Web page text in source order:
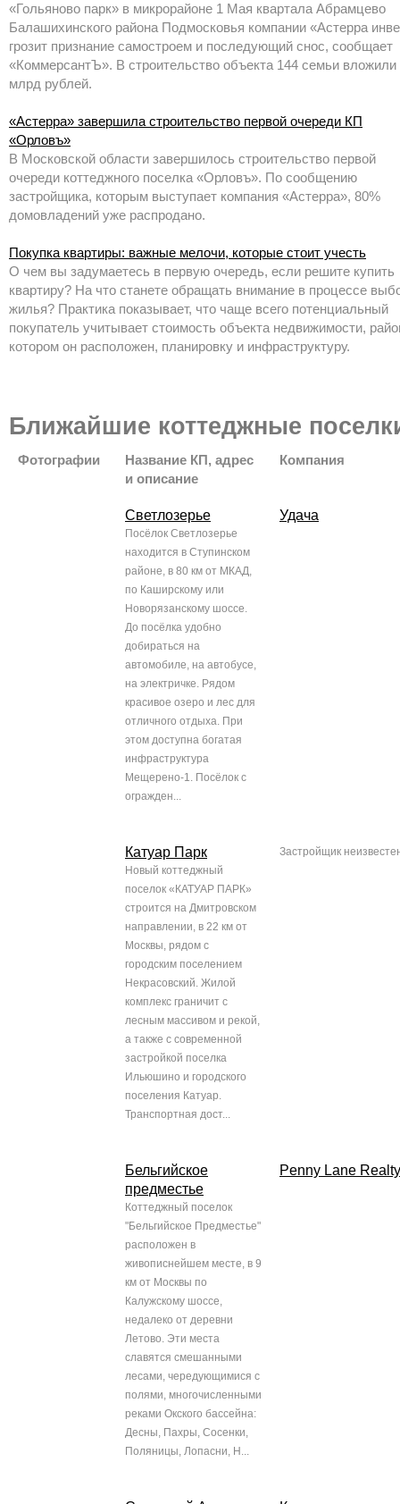
«Гольяново парк» в микрорайоне 1 Мая квартала Абрамцево
Балашихинского района Подмосковья компании «Астерра
грозит признание самостроем и последующий снос, сообщает
«КоммерсантЪ». В строительство объекта 144 семьи вложили
млрд рублей.
«Астерра» завершила строительство первой очереди КП
«Орловъ»
В Московской области завершилось строительство первой
очереди коттеджного поселка «Орловъ». По сообщению
застройщика, которым выступает компания «Астерра», 80%
домовладений уже распродано.
Покупка квартиры: важные мелочи, которые стоит учесть
О чем вы задумаетесь в первую очередь, если решите купить
квартиру? На что станете обращать внимание в процессе
жилья? Практика показывает, что чаще всего потенциальный
покупатель учитывает стоимость объекта недвижимости,
котором он расположен, планировку и инфраструктуру.
Ближайшие коттеджные
Фотографии
Название КП, адрес
и описание
Компания
Светлозерье
Посёлок Светлозерье
находится в Ступинском
районе, в 80 км от МКАД,
по Каширскому или
Новорязанскому шоссе.
До посёлка удобно
добираться на
автомобиле, на автобусе,
на электричке. Рядом
красивое озеро и лес для
отличного отдыха. При
этом доступна богатая
инфраструктура
Мещерено-1. Посёлок с
огражден...
Удача
Катуар Парк
Новый коттеджный
поселок «КАТУАР ПАРК»
строится на Дмитровском
направлении, в 22 км от
Москвы, рядом с
городским поселением
Некрасовский. Жилой
комплекс граничит с
лесным массивом и рекой,
а также с современной
застройкой поселка
Ильюшино и городского
поселения Катуар.
Транспортная дост...
Застройщик
Бельгийское
предместье
Коттеджный поселок
"Бельгийское Предместье"
расположен в
живописнейшем месте, в 9
км от Москвы по
Калужскому шоссе,
недалеко от деревни
Летово. Эти места
славятся смешанными
лесами, чередующимися с
полями, многочисленными
реками Окского бассейна:
Десны, Пахры, Сосенки,
Поляницы, Лопасни, Н...
Penny Lane Realty